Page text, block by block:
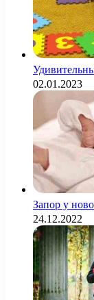
02.01.2023
Запор у
24.12.2022